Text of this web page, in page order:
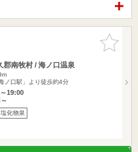
お気に入
りに追加
郡南牧村 / 海ノ口温泉
ノ口駅」より徒歩約4分
19:00
塩化物泉